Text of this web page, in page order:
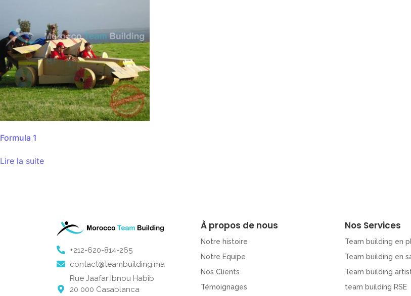
Formula 1
Lire la suite
+212-620-814-265
contact@teambuilding.ma
Rue Jaafar Ibnou Habib
20 000 Casablanca
À propos de nous
Notre histoire
Notre Equipe
Nos Clients
Témoignages
Nos Services
Team building en
Team building en
Team building
team building RSE